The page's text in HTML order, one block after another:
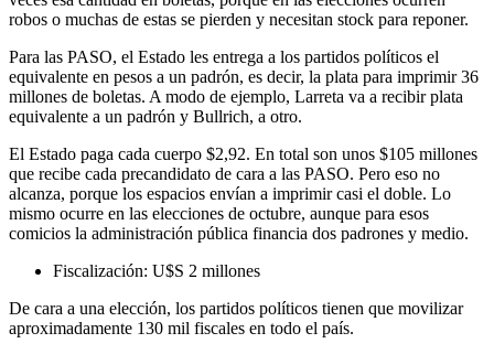
robos o muchas de estas se pierden y necesitan stock para reponer.
Para las PASO, el Estado les entrega a los partidos políticos el
equivalente en pesos a un padrón, es decir, la plata para imprimir 36
millones de boletas. A modo de ejemplo, Larreta va a recibir plata
equivalente a un padrón y Bullrich, a otro.
El Estado paga cada cuerpo $2,92. En total son unos $105 millones
que recibe cada precandidato de cara a las PASO. Pero eso no
alcanza, porque los espacios envían a imprimir casi el doble. Lo
mismo ocurre en las elecciones de octubre, aunque para esos
comicios la administración pública financia dos padrones y medio.
Fiscalización: U$S 2 millones
De cara a una elección, los partidos políticos tienen que movilizar
aproximadamente 130 mil fiscales en todo el país.